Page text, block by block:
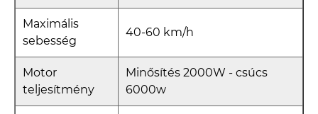
Maximális
sebesség
40-60 km/h
Motor
teljesítmény
Minősítés 2000W - csúcs
6000w